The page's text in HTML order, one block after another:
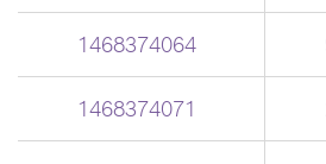
1468374064
1468374071